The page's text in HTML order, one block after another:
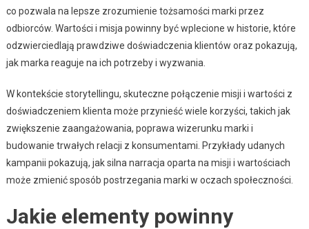
co pozwala na lepsze zrozumienie tożsamości marki przez
odbiorców. Wartości i misja powinny być wplecione w historie, które
odzwierciedlają prawdziwe doświadczenia klientów oraz pokazują,
jak marka reaguje na ich potrzeby i wyzwania.
W kontekście storytellingu, skuteczne połączenie misji i wartości z
doświadczeniem klienta może przynieść wiele korzyści, takich jak
zwiększenie zaangażowania, poprawa wizerunku marki i
budowanie trwałych relacji z konsumentami. Przykłady udanych
kampanii pokazują, jak silna narracja oparta na misji i wartościach
może zmienić sposób postrzegania marki w oczach społeczności.
Jakie elementy powinny